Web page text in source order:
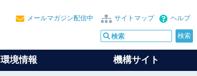
ヘルプ
サイトマップ
メールマガジン配信中
環境情報 機構サイト